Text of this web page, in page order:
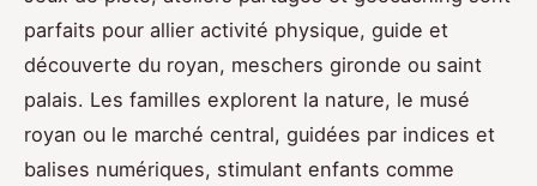
parfaits pour allier activité physique, guide et
découverte du royan, meschers gironde ou saint
palais. Les familles explorent la nature, le musé
royan ou le marché central, guidées par indices et
balises numériques, stimulant enfants comme